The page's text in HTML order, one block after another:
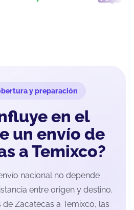
y preparación
en el
un envío de
a Temixco?
nacional no depende
entre origen y destino.
Zacatecas a Temixco, las